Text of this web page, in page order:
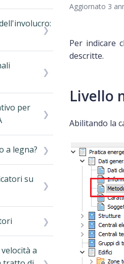
per
a legna?
su
a
Aggiornato 3
Per indicare
descritte.
Livello
Abilitando la